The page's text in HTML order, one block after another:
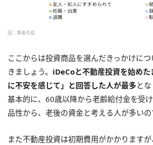
図：筆者作成
ここからは投資商品を選んだきっかけに
きましょう。 iDeCoと不動産投資を始め
に不安を感じて」と回答した人が最多 と
基本的に、60歳以降から老齢給付金を受
品性から、老後の資金と考える人が多いの
また不動産投資は初期費用がかかります